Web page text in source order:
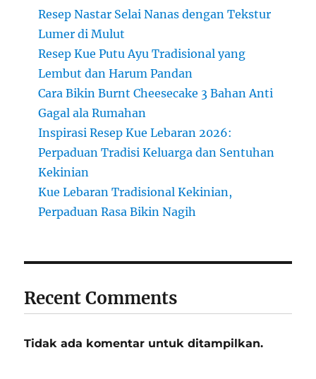
Resep Nastar Selai Nanas dengan Tekstur
Lumer di Mulut
Resep Kue Putu Ayu Tradisional yang
Lembut dan Harum Pandan
Cara Bikin Burnt Cheesecake 3 Bahan Anti
Gagal ala Rumahan
Inspirasi Resep Kue Lebaran 2026:
Perpaduan Tradisi Keluarga dan Sentuhan
Kekinian
Kue Lebaran Tradisional Kekinian,
Perpaduan Rasa Bikin Nagih
Recent Comments
Tidak ada komentar untuk ditampilkan.